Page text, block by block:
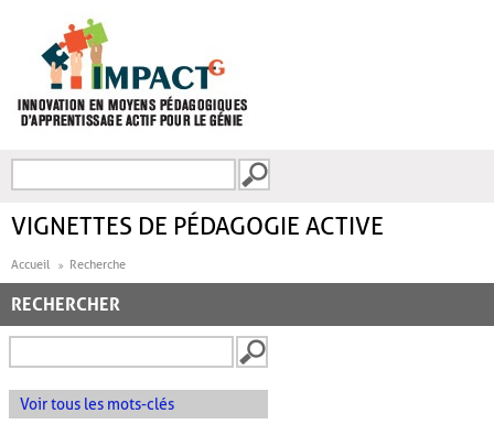
FORMULAIRE DE
VIGNETTES DE PÉDAGOGIE ACTIVE
Accueil Recherche
RECHERCHER
Voir tous les mots-clés